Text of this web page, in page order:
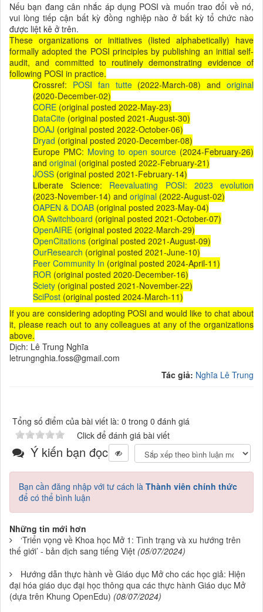
Nếu bạn đang cân nhắc áp dụng POSI và muốn trao đổi về nó,
vui lòng tiếp cận bất kỳ đồng nghiệp nào ở bất kỳ tổ chức nào
được liệt kê ở trên.
These organizations or initiatives (listed alphabetically) have
formally adopted the POSI principles by publishing an initial self-
audit, and committed to routinely demonstrating evidence of
following POSI in practice.
Crossref: POSI fan tutte(2022-March-08) andoriginal
(2020-December-02)
CORE (original posted 2022-May-23)
DataCite (original posted 2021-August-30)
DOAJ (original posted 2022-October-06)
Dryad (original posted 2020-December-08)
Europe PMC: Moving to open source (2024-February-26)
and original (original posted 2022-February-21)
JOSS (original posted 2021-February-14)
Liberate Science: Reevaluating POSI: 2023 evolution
(2023-November-14) and original (2022-August-02)
OAPEN & DOAB (original posted 2023-May-04)
OA Switchboard (original posted 2021-October-07)
OpenAIRE (original posted 2022-March-29)
OpenCitations (original posted 2021-August-09)
OurResearch (original posted 2021-June-10)
Peer Community In (original posted 2024-April-11)
ROR (original posted 2020-December-16)
Sciety (original posted 2021-November-22)
SciPost (original posted 2024-March-11)
If you are considering adopting POSI and would like to chat about
it, please reach out to any colleagues at any of the organizations
above.
Dịch: Lê Trung Nghĩa
letrungnghia.foss@gmail.com
Tác giả: Nghĩa Lê Trung
Tổng số điểm của bài viết là: 0 trong 0 đánh giá
Click để đánh giá bài viết
Ý kiến bạn đọc
Bạn cần đăng nhập với tư cách là Thành viên chính thức
để có thể bình luận
Những tin mới hơn
‘Triển vọng về Khoa học Mở 1: Tình trạng và xu hướng trên
thế giới’ - bản dịch sang tiếng Việt (05/07/2024)
Hướng dẫn thực hành về Giáo dục Mở cho các học giả: Hiện
đại hóa giáo dục đại học thông qua các thực hành Giáo dục Mở
(dựa trên Khung OpenEdu) (08/07/2024)